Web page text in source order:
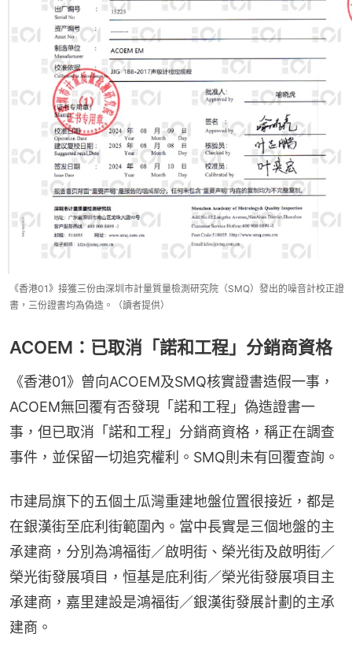
《香港01》接獲三份由深圳市計量質量檢測研究院（SMQ）發出的噪音計校正證
書，三份證書均為偽造。（讀者提供）
ACOEM：已取消「諾和工程」分銷商資格
《香港01》曾向ACOEM及SMQ核實證書造假一事，
ACOEM無回覆有否發現「諾和工程」偽造證書一
事，但已取消「諾和工程」分銷商資格，稱正在調查
事件，並保留一切追究權利。SMQ則未有回覆查詢。
市建局旗下的五個土瓜灣重建地盤位置很接近，都是
在銀漢街至庇利街範圍內。當中長實是三個地盤的主
承建商，分別為鴻福街／啟明街、榮光街及啟明街／
榮光街發展項目，恒基是庇利街／榮光街發展項目主
承建商，嘉里建設是鴻福街／銀漢街發展計劃的主承
建商。